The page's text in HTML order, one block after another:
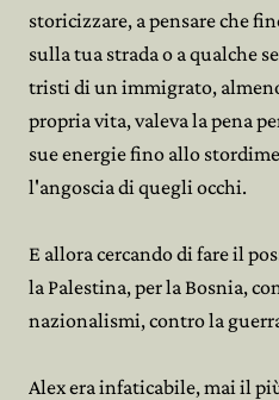
storicizzare, a pensare che
sulla tua strada o a qualche
tristi di un immigrato,
propria vita, valeva la pena
sue energie fino allo
l'angoscia di quegli occhi.
E allora cercando di fare il
la Palestina, per la Bosnia,
nazionalismi, contro la
Alex era infaticabile, mai il